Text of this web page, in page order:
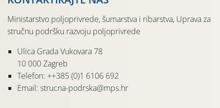
Ministarstvo poljoprivrede, šumarstva i ribarstva, Uprava za
stručnu podršku razvoju poljoprivrede
Ulica Grada Vukovara 78
10 000 Zagreb
Telefon: ++385 (0)1 6106 692
Email: strucna-podrska@mps.hr